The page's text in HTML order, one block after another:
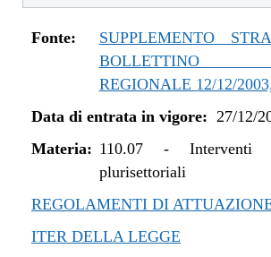
Fonte:
SUPPLEMENTO
BOLLETTINO
REGIONALE 12/12/
Data di entrata in vigore: 27/12/
Materia: 110.07- Interventi
plurisettoriali
REGOLAMENTI DI
ITER DELLA LEGGE